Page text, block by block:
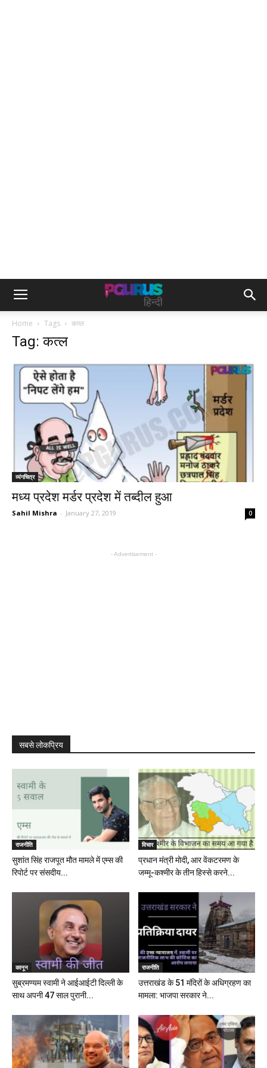
Home Tags कत्ल
Tag: कत्ल
व्यंगचित्र
मध्य प्रदेश मर्डर प्रदेश में तब्दील हुआ
Sahil Mishra - January 27, 2019 0
- Advertisement -
सबसे लोकप्रिय
राजनीति
सुशांत सिंह राजपूत मौत मामले में एम्स की
रिपोर्ट पर संसदीय...
विचार
प्रधान मंत्री मोदी, आर वेंकटरमण के
जम्मू-कश्मीर के तीन हिस्से करने...
कानून
सुब्रमण्यम स्वामी ने आईआईटी दिल्ली के
साथ अपनी 47 साल पुरानी...
राजनीति
उत्तराखंड के 51 मंदिरों के अधिग्रहण का
मामला: भाजपा सरकार ने...